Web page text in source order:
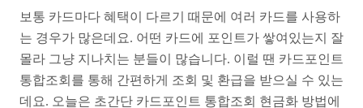
보통 카드마다 혜택이 다르기 때문에 여러 카드를 사용하
는 경우가 많은데요. 어떤 카드에 포인트가 쌓여있는지 잘
몰라 그냥 지나치는 분들이 많습니다. 이럴 땐 카드포인트
통합조회를 통해 간편하게 조회 및 환급을 받으실 수 있는
데요. 오늘은 초간단 카드포인트 통합조회 현금화 방법에